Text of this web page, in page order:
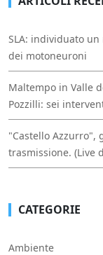
SLA: individuato
dei motoneuroni
Maltempo in Valle
Pozzilli: sei
"Castello Azzurro",
trasmissione. (Live
CATEGORIE
Ambiente